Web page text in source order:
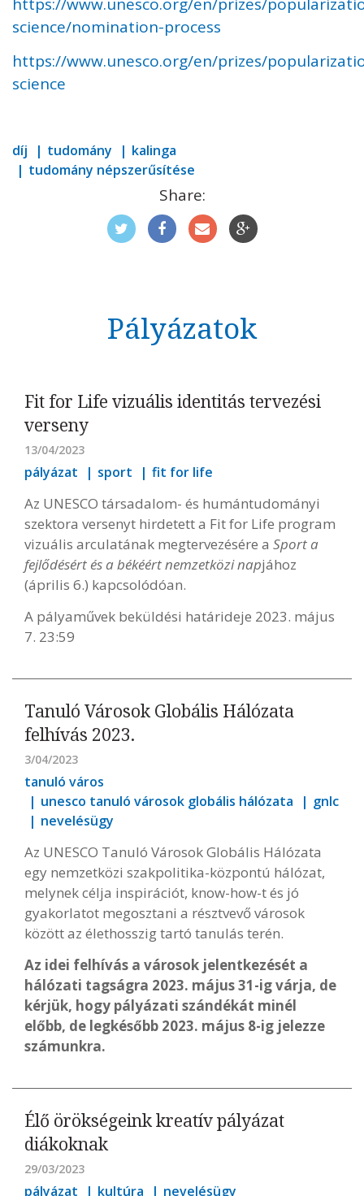
science/nomination-process
https://www.unesco.org/en/prizes/
science
díj tudomány
kalinga
tudomány népszerűsítése
Share:
Pályázatok
Fit for Life vizuális identitás tervezési
verseny
13/04/2023
pályázat sport fit for life
Az UNESCO társadalom- és humántudományi
szektora versenyt hirdetett a Fit for Life program
vizuális arculatának megtervezésére a Sport a
fejlődésért és a békéért nemzetközi napjához
(április 6.) kapcsolódóan.
A pályaművek beküldési határideje 2023. május
7. 23:59
Tanuló Városok Globális Hálózata
felhívás 2023.
3/04/2023
tanuló város
unesco tanuló városok globális hálózata
gnlc
nevelésügy
Az UNESCO Tanuló Városok Globális Hálózata
egy nemzetközi szakpolitika-központú hálózat,
melynek célja inspirációt, know-how-t és jó
gyakorlatot megosztani a résztvevő városok
között az élethosszig tartó tanulás terén.
Az idei felhívás a városok jelentkezését a
hálózati tagságra 2023. május 31-ig várja, de
kérjük, hogy pályázati szándékát minél
előbb, de legkésőbb 2023. május 8-ig jelezze
számunkra.
Élő örökségeink kreatív pályázat
diákoknak
29/03/2023
pályázat kultúra
nevelésügy